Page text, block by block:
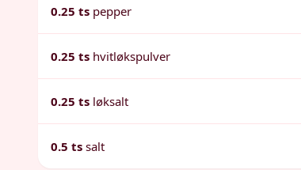
0.25 ts pepper
0.25 ts hvitløkspulver
0.25 ts løksalt
0.5 ts salt